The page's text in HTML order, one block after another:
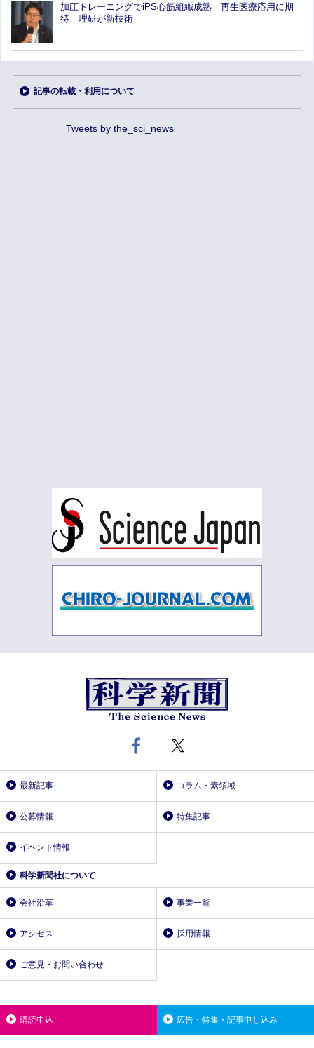
加圧トレーニングでiPS心筋組織成熟 再生医療応用に期
待 理研が新技術
記事の転載・利用について
Tweets by the_sci_news
最新記事 コラム・素領域
公募情報 特集記事
イベント情報
科学新聞社について
会社沿革 事業一覧
アクセス 採用情報
ご意見・お問い合わせ
購読申込 広告・特集・記事申し込み